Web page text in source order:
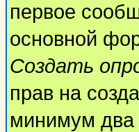
первое
основной
Создать
прав на
минимум два